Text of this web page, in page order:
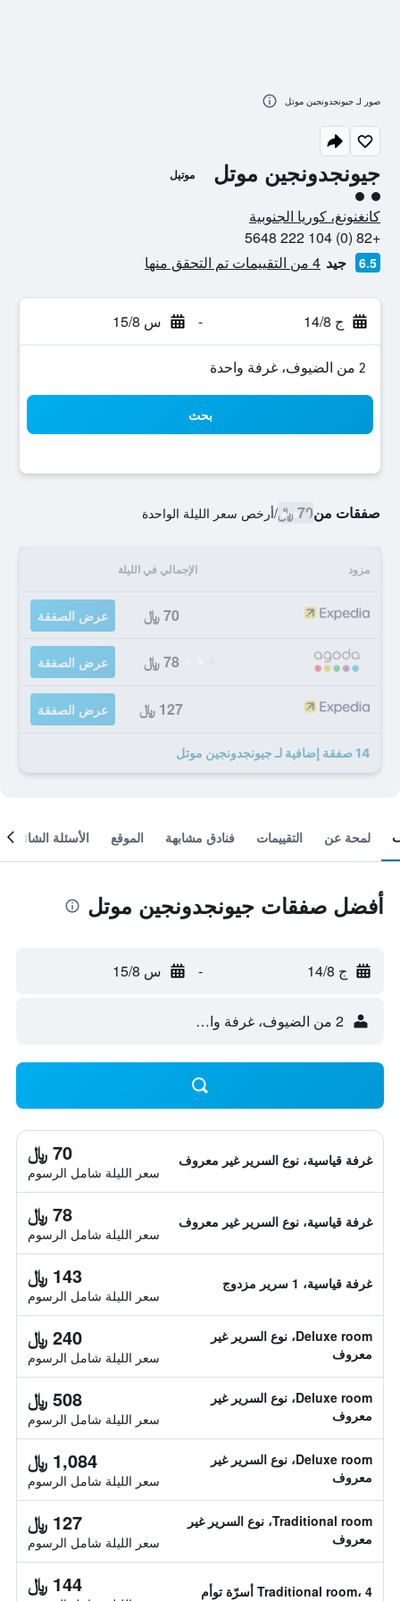
جيونجدونجين موتل موتيل
تقييم فئة 2
كانغنونغ، كوريا الجنوبية
+82 (0) 104 222 5648
6.5 جيد 4 من التقييمات تم التحقق منها
ج 14/8 - س 15/8
2 من الضيوف، غرفة واحدة
بحث
صفقات من70 ﷼ /أرخص سعر الليلة الواحدة
مزود الإجمالي في الليلة
70 ﷼ عرض الصفقة
78 ﷼ عرض الصفقة
127 ﷼ عرض الصفقة
14 صفقة إضافية لـ جيونجدونجين موتل
صور لـ جيونجدونجين موتل
لمحة عن التقييمات فنادق مشابهة الموقع الأسئلة الشائعة
أفضل صفقات جيونجدونجين موتل
ج 14/8 - س 15/8
2 من الضيوف، غرفة واحدة
غرفة قياسية، نوع السرير غير معروف 70 ﷼
سعر الليلة شامل الرسوم
غرفة قياسية، نوع السرير غير معروف 78 ﷼
سعر الليلة شامل الرسوم
غرفة قياسية، 1 سرير مزدوج 143 ﷼
سعر الليلة شامل الرسوم
Deluxe room، نوع السرير غير
معروف
240 ﷼
سعر الليلة شامل الرسوم
Deluxe room، نوع السرير غير
معروف
508 ﷼
سعر الليلة شامل الرسوم
Deluxe room، نوع السرير غير
معروف
1,084 ﷼
سعر الليلة شامل الرسوم
Traditional room، نوع السرير غير
معروف
127 ﷼
سعر الليلة شامل الرسوم
Traditional room، 4 أسرّة توأم 144 ﷼